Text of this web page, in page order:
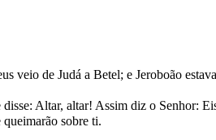
veio de Judá a Betel; e Jeroboão
Altar, altar! Assim diz o Senhor:
queimarão sobre ti.